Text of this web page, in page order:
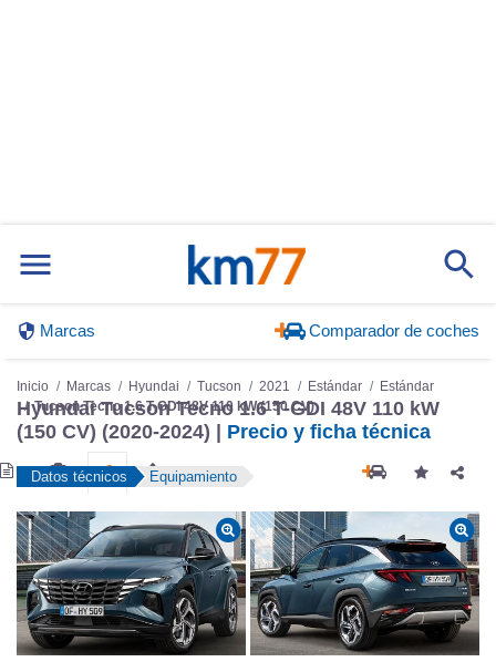
Hyundai Tucson Tecno 1.6 T-GDI 48V 110 kW
(150 CV) (2020-2024) |
Precio y ficha técnica